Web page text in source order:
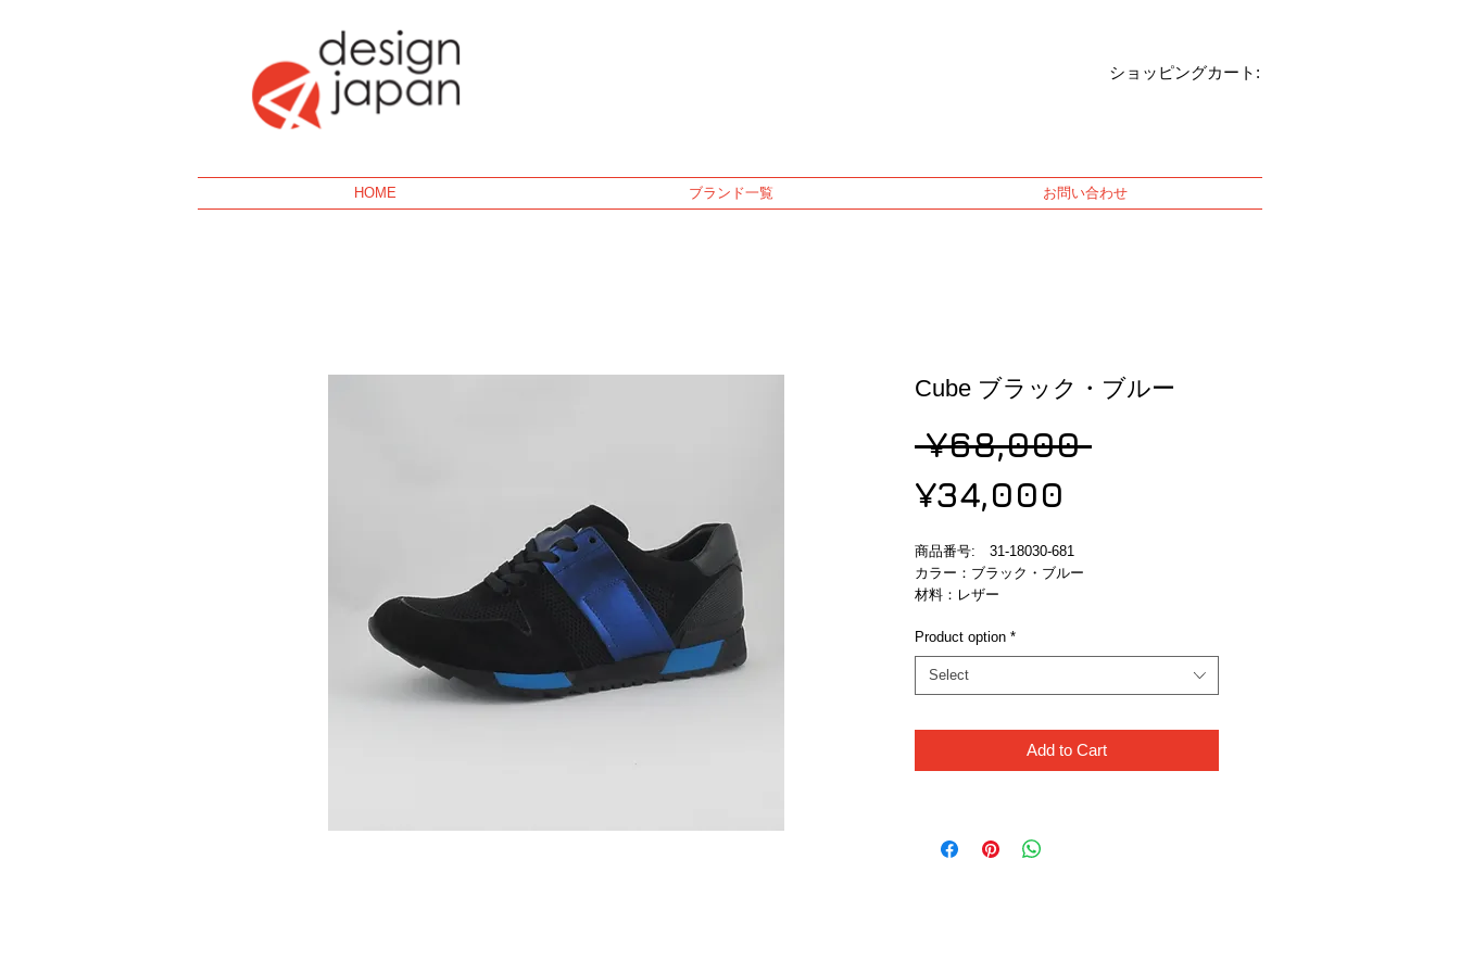
Geek ショッピングカート:
HOME ブランド一覧 お問い合わせ
Cube ブラック・ブルー
¥68,000 Regular
¥34,000
Price
商品番号:　31-18030-681
カラー：ブラック・ブルー
材料：レザー
Product option *
Select
Add to Cart